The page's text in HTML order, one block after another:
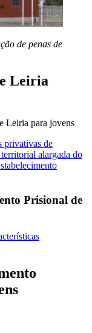
de penas de
Leiria
Leiria para jovens
privativas de
alargada do
Prisional de